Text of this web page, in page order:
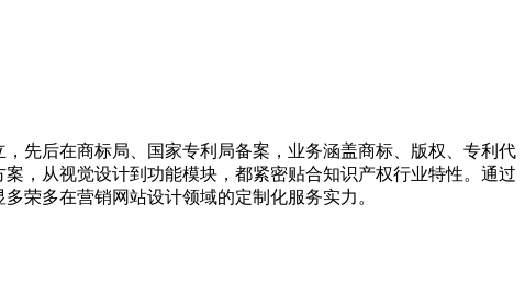
先后在商标局、国家专利局备案，业务涵盖商标、版权、专利代
，从视觉设计到功能模块，都紧密贴合知识产权行业特性。通过
荣多在营销网站设计领域的定制化服务实力。